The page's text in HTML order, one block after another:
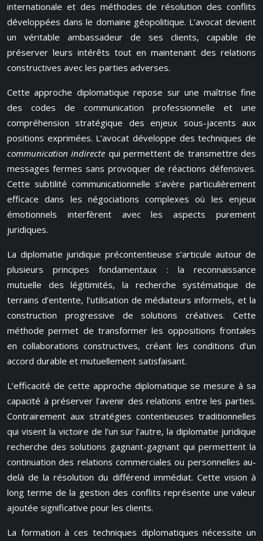
internationale et des méthodes de résolution des conflits
développées dans le domaine géopolitique. L’avocat devient
un véritable ambassadeur de ses clients, capable de
préserver leurs intérêts tout en maintenant des relations
constructives avec les parties adverses.
Cette approche diplomatique repose sur une maîtrise fine
des codes de communication professionnelle et une
compréhension stratégique des enjeux sous-jacents aux
positions exprimées. L’avocat développe des techniques de
communication indirecte qui permettent de transmettre des
messages fermes sans provoquer de réactions défensives.
Cette subtilité communicationnelle s’avère particulièrement
efficace dans les négociations complexes où les enjeux
émotionnels interfèrent avec les aspects purement
juridiques.
La diplomatie juridique précontentieuse s’articule autour de
plusieurs principes fondamentaux : la reconnaissance
mutuelle des légitimités, la recherche systématique de
terrains d’entente, l’utilisation de médiateurs informels, et la
construction progressive de solutions créatives. Cette
méthode permet de transformer les oppositions frontales
en collaborations constructives, créant les conditions d’un
accord durable et mutuellement satisfaisant.
L’efficacité de cette approche diplomatique se mesure à sa
capacité à préserver l’avenir des relations entre les parties.
Contrairement aux stratégies contentieuses traditionnelles
qui visent la victoire de l’un sur l’autre, la diplomatie juridique
recherche des solutions gagnant-gagnant qui permettent la
continuation des relations commerciales ou personnelles au-
delà de la résolution du différend immédiat. Cette vision à
long terme de la gestion des conflits représente une valeur
ajoutée significative pour les clients.
La formation à ces techniques diplomatiques nécessite un